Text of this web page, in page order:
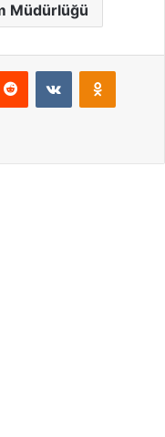
Müdürlüğü